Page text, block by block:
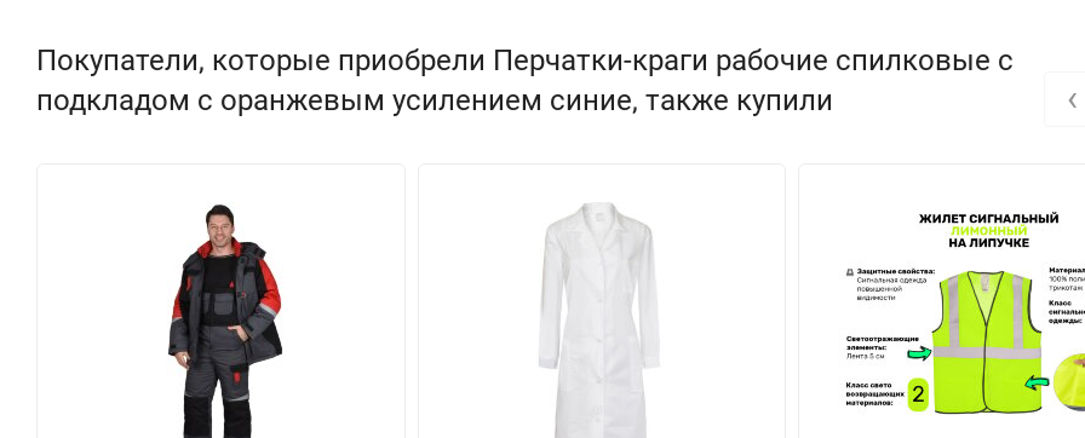
Покупатели, которые приобрели Перчатки-краги рабочие спилковые с
подкладом с оранжевым усилением синие, также купили
‹